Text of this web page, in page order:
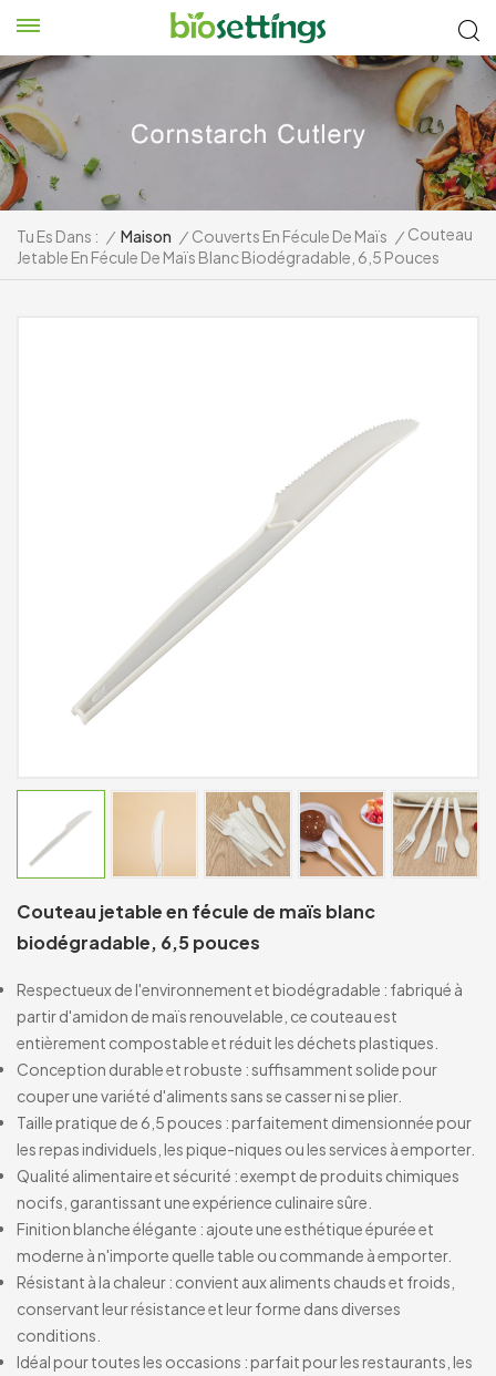
Tu Es Dans : / Maison / Couverts En Fécule De Maïs / Couteau
Jetable En Fécule De Maïs Blanc Biodégradable, 6,5 Pouces
Couteau jetable en fécule de maïs blanc
biodégradable, 6,5 pouces
Respectueux de l'environnement et biodégradable : fabriqué à
partir d'amidon de maïs renouvelable, ce couteau est
entièrement compostable et réduit les déchets plastiques.
Conception durable et robuste : suffisamment solide pour
couper une variété d'aliments sans se casser ni se plier.
Taille pratique de 6,5 pouces : parfaitement dimensionnée pour
les repas individuels, les pique-niques ou les services à emporter.
Qualité alimentaire et sécurité : exempt de produits chimiques
nocifs, garantissant une expérience culinaire sûre.
Finition blanche élégante : ajoute une esthétique épurée et
moderne à n'importe quelle table ou commande à emporter.
Résistant à la chaleur : convient aux aliments chauds et froids,
conservant leur résistance et leur forme dans diverses
conditions.
Idéal pour toutes les occasions : parfait pour les restaurants, les